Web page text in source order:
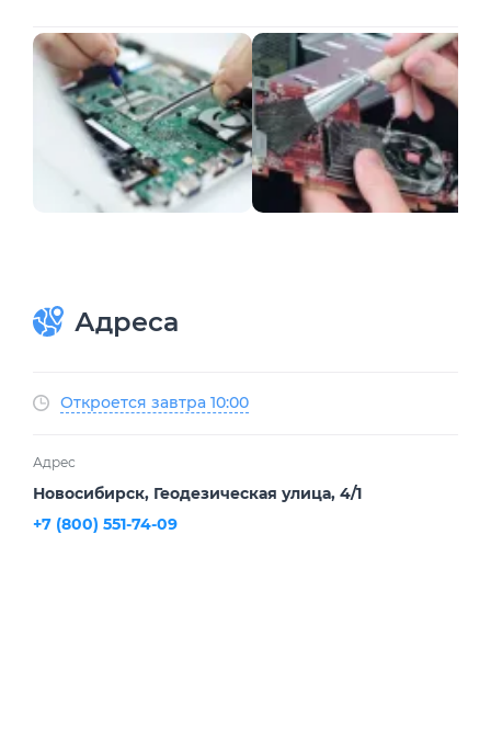
Адреса
Откроется завтра 10:00
Адрес
Новосибирск, Геодезическая улица, 4/1
+7 (800) 551-74-09